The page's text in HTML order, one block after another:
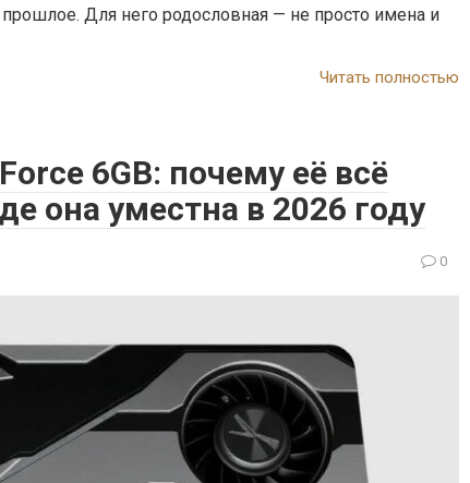
Для него родословная — не просто имена и
Читать полностью
6GB: почему её всё
она уместна в 2026 году
0